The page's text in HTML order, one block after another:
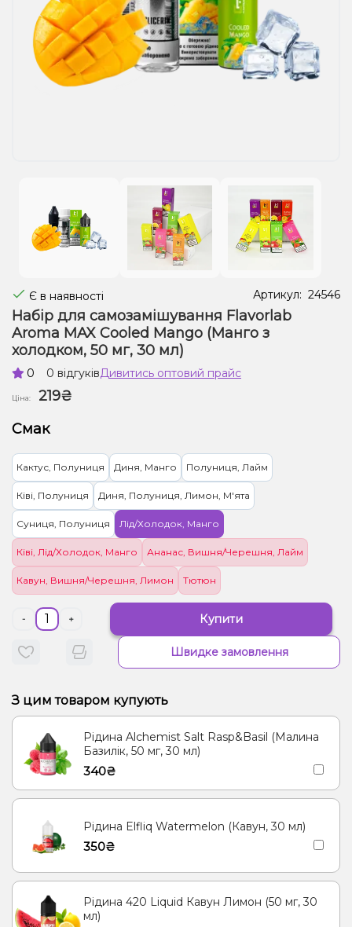
Рідини для електронних сигарет
Подарункові набори
Є в наявності Артикул: 24546
Набір для самозамішування Flavorlab
Aroma MAX Cooled Mango (Манго з
холодком, 50 мг, 30 мл)
0 0 відгуківДивитись оптовий прайс
Ціна:
219₴
Смак
Кактус, Полуниця Диня, Манго Полуниця, Лайм
Ківі, Полуниця Диня, Полуниця, Лимон, М'ята
Суниця, Полуниця Лід/Холодок, Манго
Ківі, Лід/Холодок, Манго Ананас, Вишня/Черешня, Лайм
Кавун, Вишня/Черешня, Лимон Тютюн
- + Купити
Швидке замовлення
З цим товаром купують
Рідина Alchemist Salt Rasp&Basil (Малина
Базилік, 50 мг, 30 мл)
340₴
Рідина Elfliq Watermelon (Кавун, 30 мл)
350₴
Рідина 420 Liquid Кавун Лимон (50 мг, 30
мл)